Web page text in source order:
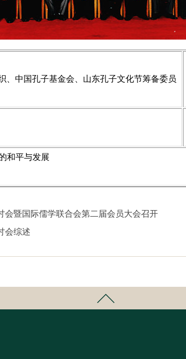
、中国孔子基金会、山东孔子文化节筹备委员
和平与发展
会暨国际儒学联合会第二届会员大会召开
会综述